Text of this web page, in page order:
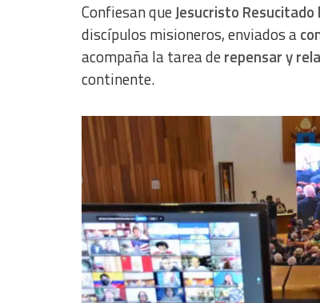
Confiesan queJesucristo Resucitado
discípulos misioneros, enviados a
acompaña la tarea derepensar y
continente.